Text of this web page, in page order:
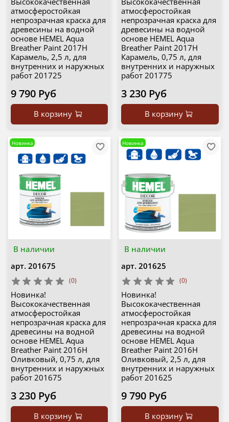
атмосферостойкая
непрозрачная краска для
древесины на водной
основе HEMEL Aqua
Breather Paint 2017H
Карамель, 2,5 л, для
внутренних и наружных
работ 201725
9 790 Руб
В корзину
атмосферостойкая
непрозрачная краска для
древесины на водной
основе HEMEL Aqua
Breather Paint 2017H
Карамель, 0,75 л, для
внутренних и наружных
работ 201775
3 230 Руб
В корзину
В наличии
Новинка
арт. 201675
(0)
Новинка!
Высококачественная
атмосферостойкая
непрозрачная краска для
древесины на водной
основе HEMEL Aqua
Breather Paint 2016H
Оливковый, 0,75 л, для
внутренних и наружных
работ 201675
3 230 Руб
В корзину
В наличии
Новинка
арт. 201625
(0)
Новинка!
Высококачественная
атмосферостойкая
непрозрачная краска для
древесины на водной
основе HEMEL Aqua
Breather Paint 2016H
Оливковый, 2,5 л, для
внутренних и наружных
работ 201625
9 790 Руб
В корзину